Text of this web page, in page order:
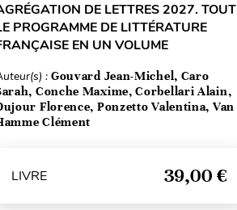
DE LETTRES 2027. TOUT
PROGRAMME DE LITTÉRATURE
EN UN VOLUME
: Gouvard Jean-Michel, Caro
Conche Maxime, Corbellari Alain,
Florence, Ponzetto Valentina, Van
Clément
LIVRE 39,00 €